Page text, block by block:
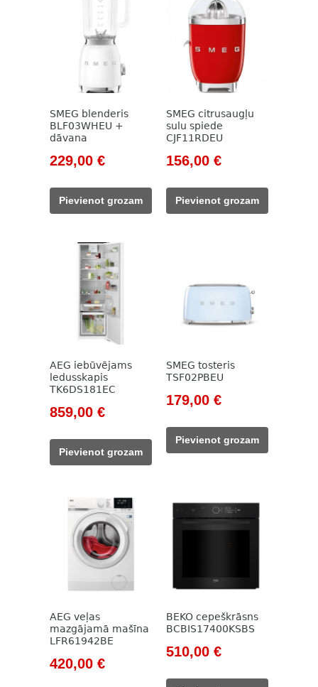
SMEG blenderis
BLF03WHEU +
dāvana
Original
was:
262,00 €.
229,00 €Current
229,00 €.
Pievienot grozam
SMEG citrusaugļu
sulu spiede
CJF11RDEU
Original
was:
178,00 €.
156,00 €Current
156,00 €.
Pievienot grozam
AEG iebūvējams
ledusskapis
TK6DS181EC
Original
was:
1
859,00 €Current
859,00 €.
Pievienot grozam
SMEG tosteris
TSF02PBEU
Original
was:
205,00 €.
179,00 €Current
179,00 €.
Pievienot grozam
AEG veļas
mazgājamā mašīna
LFR61942BE
Original
420,00 €Current
BEKO cepeškrāsns
BCBIS17400KSBS
Original
was:
510,00 €Current